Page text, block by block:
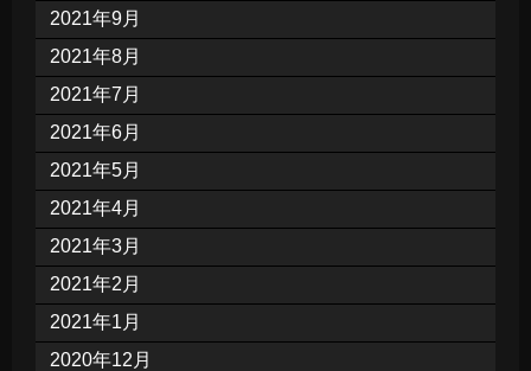
2021年9月
2021年8月
2021年7月
2021年6月
2021年5月
2021年4月
2021年3月
2021年2月
2021年1月
2020年12月